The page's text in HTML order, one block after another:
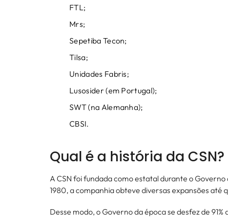
FTL;
Mrs;
Sepetiba Tecon;
Tilsa;
Unidades Fabris;
Lusosider (em Portugal);
SWT (na Alemanha);
CBSI.
Qual é a história da CSN?
A CSN foi fundada como estatal durante o Governo
1980, a companhia obteve diversas expansões até
Desse modo, o Governo da época se desfez de